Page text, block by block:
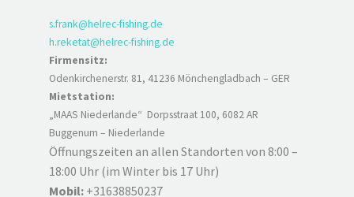
s.frank@helrec-fishing.de
h.reketat@helrec-fishing.de
Firmensitz:
Odenkirchenerstr. 81, 41236 Mönchengladbach – GER
Mietstation:
„MAAS Niederlande“ Dorpsstraat 100, 6082 AR
Buggenum – Niederlande
Öffnungszeiten an allen Standorten von 8:00 –
18:00 Uhr (im Winter bis 17 Uhr)
Mobil: +31638850237